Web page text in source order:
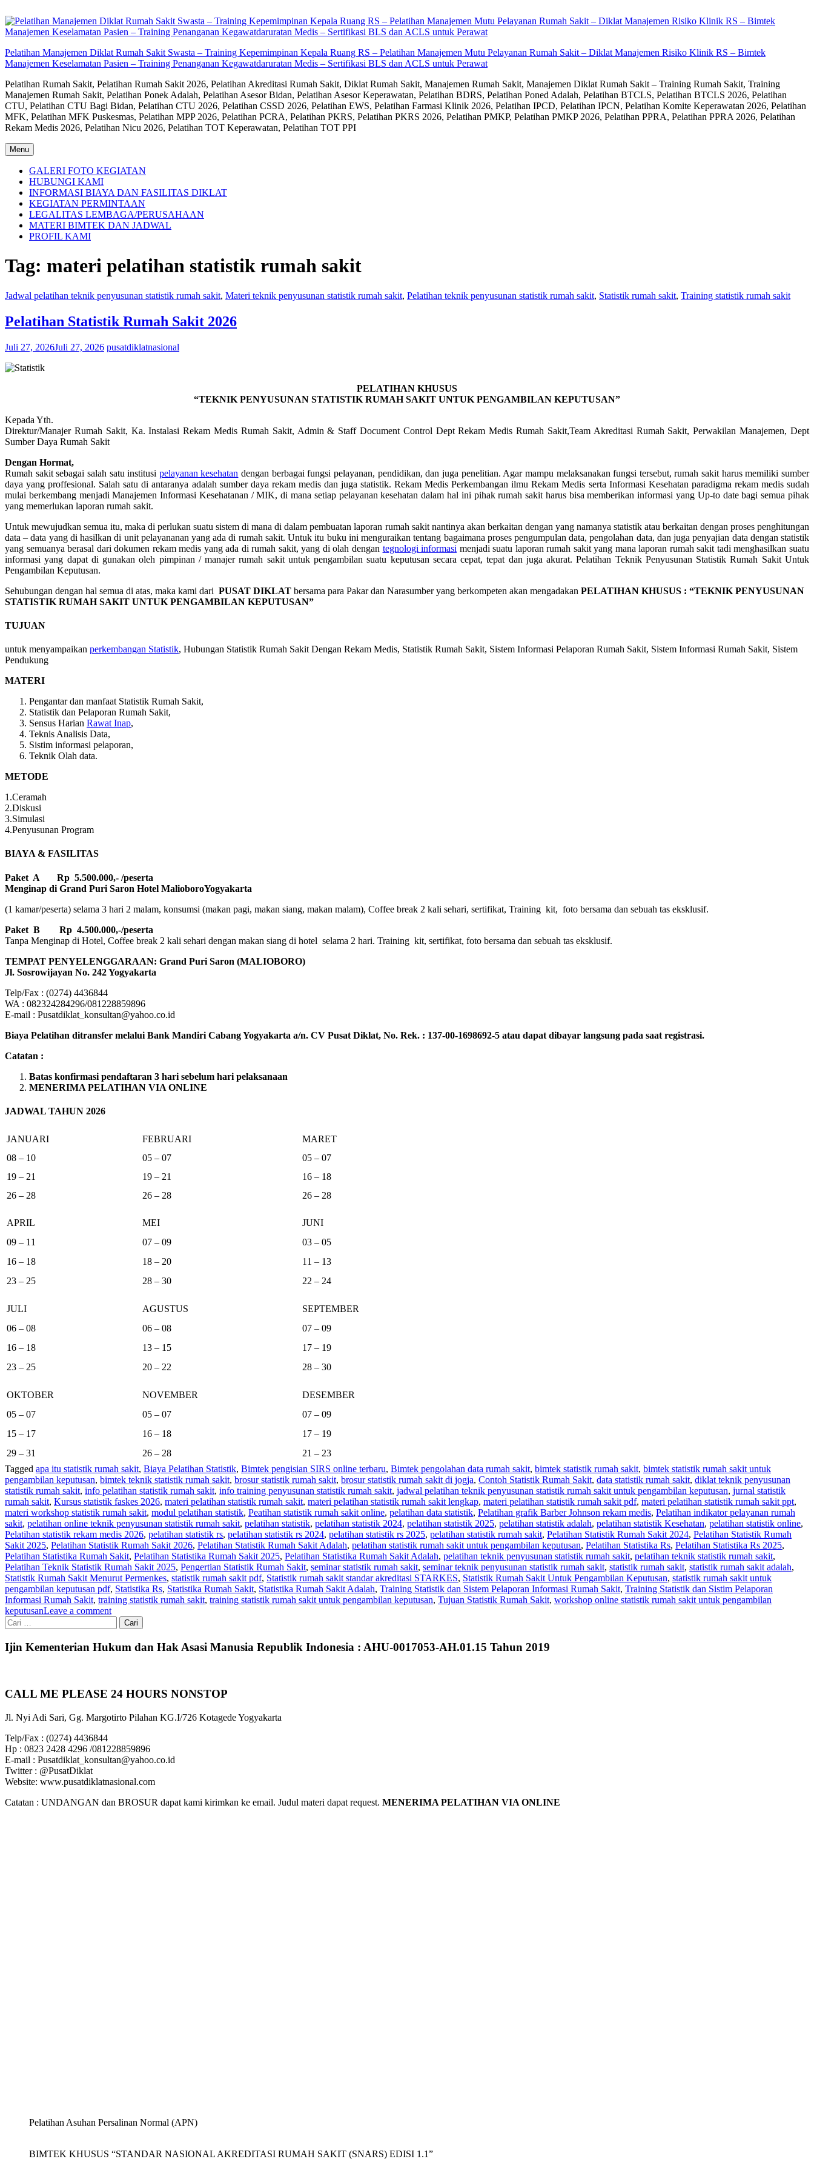
to
content
Pelatihan Manajemen Diklat Rumah Sakit Swasta – Training Kepemimpinan Kepala Ruang RS – Pelatihan Manajemen Mutu Pelayanan Rumah Sakit – Diklat Manajemen Risiko Klinik RS – Bimtek
Manajemen Keselamatan Pasien – Training Penanganan Kegawatdaruratan Medis – Sertifikasi BLS dan ACLS untuk Perawat
Pelatihan Rumah Sakit, Pelatihan Rumah Sakit 2026, Pelatihan Akreditasi Rumah Sakit, Diklat Rumah Sakit, Manajemen Rumah Sakit, Manajemen Diklat Rumah Sakit – Training Rumah Sakit, Training
Manajemen Rumah Sakit, Pelatihan Ponek Adalah, Pelatihan Asesor Bidan, Pelatihan Asesor Keperawatan, Pelatihan BDRS, Pelatihan Poned Adalah, Pelatihan BTCLS, Pelatihan BTCLS 2026, Pelatihan
CTU, Pelatihan CTU Bagi Bidan, Pelatihan CTU 2026, Pelatihan CSSD 2026, Pelatihan EWS, Pelatihan Farmasi Klinik 2026, Pelatihan IPCD, Pelatihan IPCN, Pelatihan Komite Keperawatan 2026, Pelatihan
MFK, Pelatihan MFK Puskesmas, Pelatihan MPP 2026, Pelatihan PCRA, Pelatihan PKRS, Pelatihan PKRS 2026, Pelatihan PMKP, Pelatihan PMKP 2026, Pelatihan PPRA, Pelatihan PPRA 2026, Pelatihan
Rekam Medis 2026, Pelatihan Nicu 2026, Pelatihan TOT Keperawatan, Pelatihan TOT PPI
Menu
GALERI FOTO KEGIATAN
HUBUNGI KAMI
INFORMASI BIAYA DAN FASILITAS DIKLAT
KEGIATAN PERMINTAAN
LEGALITAS LEMBAGA/PERUSAHAAN
MATERI BIMTEK DAN JADWAL
PROFIL KAMI
Tag: materi pelatihan statistik rumah sakit
Jadwal pelatihan teknik penyusunan statistik rumah sakit, Materi teknik penyusunan statistik rumah sakit, Pelatihan teknik penyusunan statistik rumah sakit, Statistik rumah sakit, Training statistik rumah sakit
Pelatihan Statistik Rumah Sakit 2026
Juli 27, 2026Juli 27, 2026 pusatdiklatnasional
PELATIHAN KHUSUS
“TEKNIK PENYUSUNAN STATISTIK RUMAH SAKIT UNTUK PENGAMBILAN KEPUTUSAN”
Kepada Yth.
Direktur/Manajer Rumah Sakit, Ka. Instalasi Rekam Medis Rumah Sakit, Admin & Staff Document Control Dept Rekam Medis Rumah Sakit,Team Akreditasi Rumah Sakit, Perwakilan Manajemen, Dept
Sumber Daya Rumah Sakit
Dengan Hormat,
Rumah sakit sebagai salah satu institusi pelayanan kesehatan dengan berbagai fungsi pelayanan, pendidikan, dan juga penelitian. Agar mampu melaksanakan fungsi tersebut, rumah sakit harus memiliki sumber
daya yang proffesional. Salah satu di antaranya adalah sumber daya rekam medis dan juga statistik. Rekam Medis Perkembangan ilmu Rekam Medis serta Informasi Kesehatan paradigma rekam medis sudah
mulai berkembang menjadi Manajemen Informasi Kesehatanan / MIK, di mana setiap pelayanan kesehatan dalam hal ini pihak rumah sakit harus bisa memberikan informasi yang Up-to date bagi semua pihak
yang memerlukan laporan rumah sakit.
Untuk mewujudkan semua itu, maka di perlukan suatu sistem di mana di dalam pembuatan laporan rumah sakit nantinya akan berkaitan dengan yang namanya statistik atau berkaitan dengan proses penghitungan
data – data yang di hasilkan di unit pelayananan yang ada di rumah sakit. Untuk itu buku ini menguraikan tentang bagaimana proses pengumpulan data, pengolahan data, dan juga penyajian data dengan statistik
yang semuanya berasal dari dokumen rekam medis yang ada di rumah sakit, yang di olah dengan tegnologi informasi menjadi suatu laporan rumah sakit yang mana laporan rumah sakit tadi menghasilkan suatu
informasi yang dapat di gunakan oleh pimpinan / manajer rumah sakit untuk pengambilan suatu keputusan secara cepat, tepat dan juga akurat. Pelatihan Teknik Penyusunan Statistik Rumah Sakit Untuk
Pengambilan Keputusan.
Sehubungan dengan hal semua di atas, maka kami dari PUSAT DIKLAT bersama para Pakar dan Narasumber yang berkompeten akan mengadakan PELATIHAN KHUSUS : “TEKNIK PENYUSUNAN
STATISTIK RUMAH SAKIT UNTUK PENGAMBILAN KEPUTUSAN”
TUJUAN
untuk menyampaikan perkembangan Statistik, Hubungan Statistik Rumah Sakit Dengan Rekam Medis, Statistik Rumah Sakit, Sistem Informasi Pelaporan Rumah Sakit, Sistem Informasi Rumah Sakit, Sistem
Pendukung
MATERI
Pengantar dan manfaat Statistik Rumah Sakit,
Statistik dan Pelaporan Rumah Sakit,
Sensus Harian Rawat Inap,
Teknis Analisis Data,
Sistim informasi pelaporan,
Teknik Olah data.
METODE
1.Ceramah
2.Diskusi
3.Simulasi
4.Penyusunan Program
BIAYA & FASILITAS
Paket A Rp 5.500.000,- /peserta
Menginap di Grand Puri Saron Hotel MalioboroYogyakarta
(1 kamar/peserta) selama 3 hari 2 malam, konsumsi (makan pagi, makan siang, makan malam), Coffee break 2 kali sehari, sertifikat, Training kit, foto bersama dan sebuah tas eksklusif.
Paket B
Rp 4.500.000,-/peserta
Tanpa Menginap di Hotel, Coffee break 2 kali sehari dengan makan siang di hotel selama 2 hari. Training kit, sertifikat, foto bersama dan sebuah tas eksklusif.
TEMPAT PENYELENGGARAAN: Grand Puri Saron (MALIOBORO)
Jl. Sosrowijayan No. 242 Yogyakarta
Telp/Fax : (0274) 4436844
WA : 082324284296/081228859896
E-mail : Pusatdiklat_konsultan@yahoo.co.id
Biaya Pelatihan ditransfer melalui Bank Mandiri Cabang Yogyakarta a/n. CV Pusat Diklat, No. Rek. : 137-00-1698692-5 atau dapat dibayar langsung pada saat registrasi.
Catatan :
Batas konfirmasi pendaftaran 3 hari sebelum hari pelaksanaan
MENERIMA PELATIHAN VIA ONLINE
JADWAL TAHUN 2026
JANUARI FEBRUARI
MARET
08 – 10
05 – 07
05 – 07
19 – 21
19 – 21
16 – 18
26 – 28
26 – 28 26 – 28
APRIL MEI
JUNI
09 – 11
07 – 09
03 – 05
16 – 18
18 – 20
11 – 13
23 – 25
28 – 30 22 – 24
JULI AGUSTUS
SEPTEMBER
06 – 08
06 – 08
07 – 09
16 – 18
13 – 15
17 – 19
23 – 25
20 – 22 28 – 30
OKTOBER NOVEMBER
DESEMBER
05 – 07
05 – 07
07 – 09
15 – 17
16 – 18
17 – 19
29 – 31
26 – 28
21 – 23
Tagged apa itu statistik rumah sakit, Biaya Pelatihan Statistik, Bimtek pengisian SIRS online terbaru, Bimtek pengolahan data rumah sakit, bimtek statistik rumah sakit, bimtek statistik rumah sakit untuk
pengambilan keputusan, bimtek teknik statistik rumah sakit, brosur statistik rumah sakit, brosur statistik rumah sakit di jogja, Contoh Statistik Rumah Sakit, data statistik rumah sakit, diklat teknik penyusunan
statistik rumah sakit, info pelatihan statistik rumah sakit, info training penyusunan statistik rumah sakit, jadwal pelatihan teknik penyusunan statistik rumah sakit untuk pengambilan keputusan, jurnal statistik
rumah sakit, Kursus statistik faskes 2026, materi pelatihan statistik rumah sakit, materi pelatihan statistik rumah sakit lengkap, materi pelatihan statistik rumah sakit pdf, materi pelatihan statistik rumah sakit ppt,
materi workshop statistik rumah sakit, modul pelatihan statistik, Peatihan statistik rumah sakit online, pelatihan data statistik, Pelatihan grafik Barber Johnson rekam medis, Pelatihan indikator pelayanan rumah
sakit, pelatihan online teknik penyusunan statistik rumah sakit, pelatihan statistik, pelatihan statistik 2024, pelatihan statistik 2025, pelatihan statistik adalah, pelatihan statistik Kesehatan, pelatihan statistik online,
Pelatihan statistik rekam medis 2026, pelatihan statistik rs, pelatihan statistik rs 2024, pelatihan statistik rs 2025, pelatihan statistik rumah sakit, Pelatihan Statistik Rumah Sakit 2024, Pelatihan Statistik Rumah
Sakit 2025, Pelatihan Statistik Rumah Sakit 2026, Pelatihan Statistik Rumah Sakit Adalah, pelatihan statistik rumah sakit untuk pengambilan keputusan, Pelatihan Statistika Rs, Pelatihan Statistika Rs 2025,
Pelatihan Statistika Rumah Sakit, Pelatihan Statistika Rumah Sakit 2025, Pelatihan Statistika Rumah Sakit Adalah, pelatihan teknik penyusunan statistik rumah sakit, pelatihan teknik statistik rumah sakit,
Pelatihan Teknik Statistik Rumah Sakit 2025, Pengertian Statistik Rumah Sakit, seminar statistik rumah sakit, seminar teknik penyusunan statistik rumah sakit, statistik rumah sakit, statistik rumah sakit adalah,
Statistik Rumah Sakit Menurut Permenkes, statistik rumah sakit pdf, Statistik rumah sakit standar akreditasi STARKES, Statistik Rumah Sakit Untuk Pengambilan Keputusan, statistik rumah sakit untuk
pengambilan keputusan pdf, Statistika Rs, Statistika Rumah Sakit, Statistika Rumah Sakit Adalah, Training Statistik dan Sistem Pelaporan Informasi Rumah Sakit, Training Statistik dan Sistim Pelaporan
Informasi Rumah Sakit, training statistik rumah sakit, training statistik rumah sakit untuk pengambilan keputusan, Tujuan Statistik Rumah Sakit, workshop online statistik rumah sakit untuk pengambilan
keputusanLeave a comment
Cari
untuk:
Ijin Kementerian Hukum dan Hak Asasi Manusia Republik Indonesia : AHU-0017053-AH.01.15 Tahun 2019
CALL ME PLEASE 24 HOURS NONSTOP
Jl. Nyi Adi Sari, Gg. Margotirto Pilahan KG.I/726 Kotagede Yogyakarta
Telp/Fax : (0274) 4436844
Hp : 0823 2428 4296 /081228859896
E-mail : Pusatdiklat_konsultan@yahoo.co.id
Twitter : @PusatDiklat
Website: www.pusatdiklatnasional.com
Catatan : UNDANGAN dan BROSUR dapat kami kirimkan ke email. Judul materi dapat request. MENERIMA PELATIHAN VIA ONLINE
Pelatihan Asuhan Persalinan Normal (APN)
BIMTEK KHUSUS “STANDAR NASIONAL AKREDITASI RUMAH SAKIT (SNARS) EDISI 1.1”